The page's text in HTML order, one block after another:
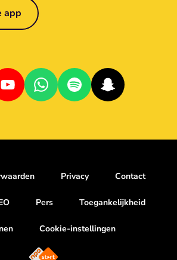
app
Privacy Contact
Pers Toegankelijkheid
Cookie-instellingen